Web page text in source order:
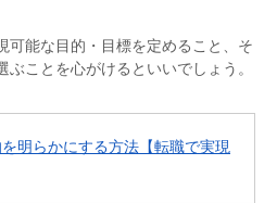
可能な目的・目標を定めること、そ
ことを心がけるといいでしょう。
明らかにする方法【転職で実現